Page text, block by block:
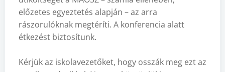
előzetes egyeztetés alapján – az arra
rászorulóknak megtéríti. A konferencia alatt
étkezést biztosítunk.
Kérjük az iskolavezetőket, hogy osszák meg ezt az